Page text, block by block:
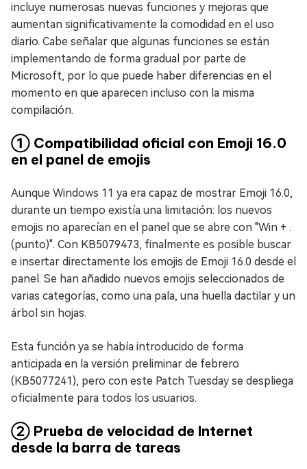
incluye numerosas nuevas funciones y mejoras que
aumentan significativamente la comodidad en el uso
diario. Cabe señalar que algunas funciones se están
implementando de forma gradual por parte de
Microsoft, por lo que puede haber diferencias en el
momento en que aparecen incluso con la misma
compilación.
① Compatibilidad oficial con Emoji 16.0
en el panel de emojis
Aunque Windows 11 ya era capaz de mostrar Emoji 16.0,
durante un tiempo existía una limitación: los nuevos
emojis no aparecían en el panel que se abre con "Win + .
(punto)". Con KB5079473, finalmente es posible buscar
e insertar directamente los emojis de Emoji 16.0 desde el
panel. Se han añadido nuevos emojis seleccionados de
varias categorías, como una pala, una huella dactilar y un
árbol sin hojas.
Esta función ya se había introducido de forma
anticipada en la versión preliminar de febrero
(KB5077241), pero con este Patch Tuesday se despliega
oficialmente para todos los usuarios.
② Prueba de velocidad de Internet
desde la barra de tareas